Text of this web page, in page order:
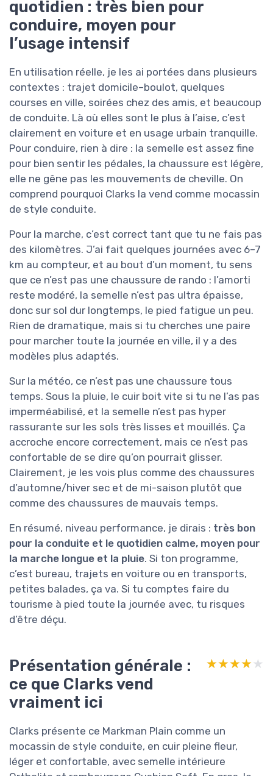
quotidien : très bien pour
conduire, moyen pour
l’usage intensif
En utilisation réelle, je les ai portées dans plusieurs
contextes : trajet domicile–boulot, quelques
courses en ville, soirées chez des amis, et beaucoup
de conduite. Là où elles sont le plus à l’aise, c’est
clairement en voiture et en usage urbain tranquille.
Pour conduire, rien à dire : la semelle est assez fine
pour bien sentir les pédales, la chaussure est légère,
elle ne gêne pas les mouvements de cheville. On
comprend pourquoi Clarks la vend comme mocassin
de style conduite.
Pour la marche, c’est correct tant que tu ne fais pas
des kilomètres. J’ai fait quelques journées avec 6–7
km au compteur, et au bout d’un moment, tu sens
que ce n’est pas une chaussure de rando : l’amorti
reste modéré, la semelle n’est pas ultra épaisse,
donc sur sol dur longtemps, le pied fatigue un peu.
Rien de dramatique, mais si tu cherches une paire
pour marcher toute la journée en ville, il y a des
modèles plus adaptés.
Sur la météo, ce n’est pas une chaussure tous
temps. Sous la pluie, le cuir boit vite si tu ne l’as pas
imperméabilisé, et la semelle n’est pas hyper
rassurante sur les sols très lisses et mouillés. Ça
accroche encore correctement, mais ce n’est pas
confortable de se dire qu’on pourrait glisser.
Clairement, je les vois plus comme des chaussures
d’automne/hiver sec et de mi-saison plutôt que
comme des chaussures de mauvais temps.
En résumé, niveau performance, je dirais : très bon
pour la conduite et le quotidien calme, moyen pour
la marche longue et la pluie. Si ton programme,
c’est bureau, trajets en voiture ou en transports,
petites balades, ça va. Si tu comptes faire du
tourisme à pied toute la journée avec, tu risques
d’être déçu.
Présentation générale :
ce que Clarks vend
vraiment ici
★★★★★
★★★★★
Clarks présente ce Markman Plain comme un
mocassin de style conduite, en cuir pleine fleur,
léger et confortable, avec semelle intérieure